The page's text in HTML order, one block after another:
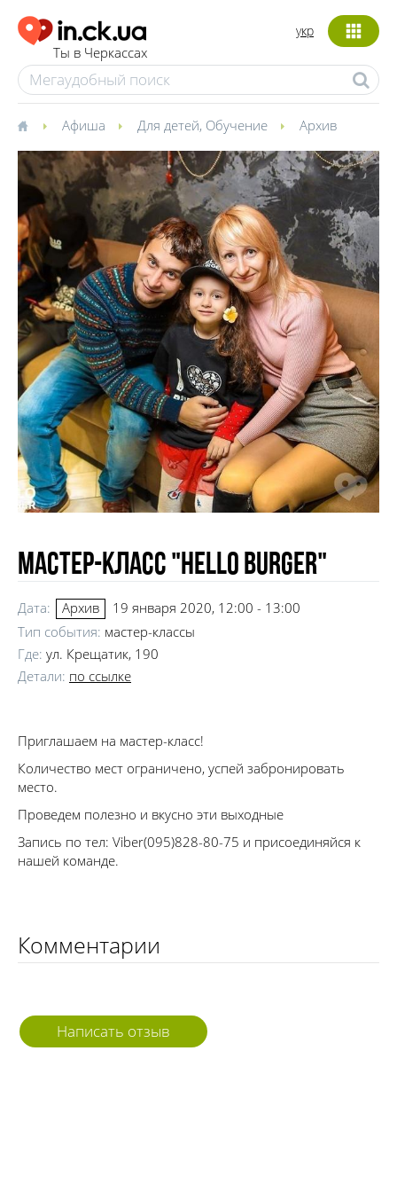
Ты в Черкассах
укр
Афиша Для детей, Обучение Архив
Мастер-класс "Hello Burger"
Дата: Архив
19 января 2020, 12:00 - 13:00
Тип события: мастер-классы
Где: ул. Крещатик, 190
Детали: по ссылке
Приглашаем на мастер-класс!
Количество мест ограничено, успей забронировать
место.
Проведем полезно и вкусно эти выходные
Запись по тел: Viber(095)828-80-75 и присоединяйся к
нашей команде.
Комментарии
Написать отзыв